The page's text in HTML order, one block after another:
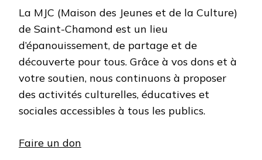
La MJC (Maison des Jeunes et de la Culture)
de Saint-Chamond est un lieu
d’épanouissement, de partage et de
découverte pour tous. Grâce à vos dons et à
votre soutien, nous continuons à proposer
des activités culturelles, éducatives et
sociales accessibles à tous les publics.
Faire un don